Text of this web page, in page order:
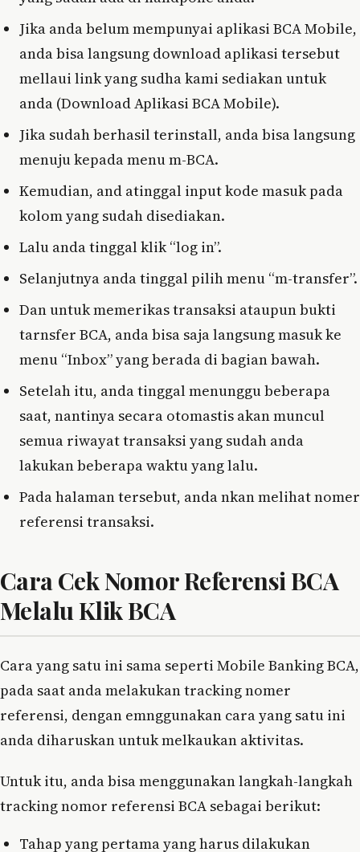
Jika anda belum mempunyai aplikasi BCA Mobile,
anda bisa langsung download aplikasi tersebut
mellaui link yang sudha kami sediakan untuk
anda (Download Aplikasi BCA Mobile).
Jika sudah berhasil terinstall, anda bisa langsung
menuju kepada menu m-BCA.
Kemudian, and atinggal input kode masuk pada
kolom yang sudah disediakan.
Lalu anda tinggal klik “log in”.
Selanjutnya anda tinggal pilih menu “m-transfer”.
Dan untuk memerikas transaksi ataupun bukti
tarnsfer BCA, anda bisa saja langsung masuk ke
menu “Inbox” yang berada di bagian bawah.
Setelah itu, anda tinggal menunggu beberapa
saat, nantinya secara otomastis akan muncul
semua riwayat transaksi yang sudah anda
lakukan beberapa waktu yang lalu.
Pada halaman tersebut, anda nkan melihat nomer
referensi transaksi.
Cara Cek Nomor Referensi BCA
Melalu Klik BCA
Cara yang satu ini sama seperti Mobile Banking BCA,
pada saat anda melakukan tracking nomer
referensi, dengan emnggunakan cara yang satu ini
anda diharuskan untuk melkaukan aktivitas.
Untuk itu, anda bisa menggunakan langkah-langkah
tracking nomor referensi BCA sebagai berikut:
Tahap yang pertama yang harus dilakukan